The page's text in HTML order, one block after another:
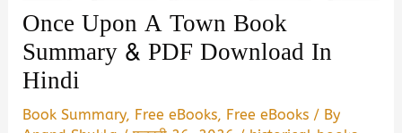
Once Upon A Town Book
Summary & PDF Download In
Hindi
Book Summary, Free eBooks, Free eBooks / By